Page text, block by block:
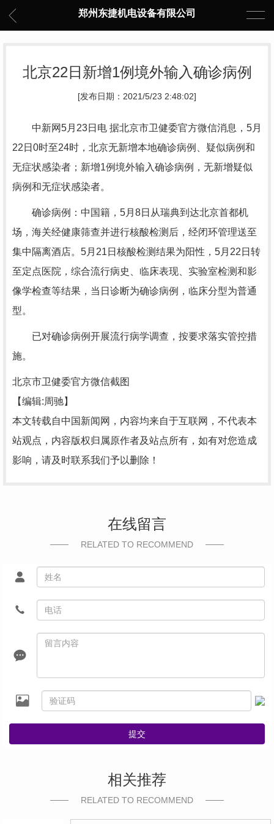
郑州东捷机电设备有限公司
北京22日新增1例境外输入确诊病例
[发布日期：2021/5/23 2:48:02]
中新网5月23日电 据北京市卫健委官方微信消息，5月
22日0时至24时，北京无新增本地确诊病例、疑似病例和
无症状感染者；新增1例境外输入确诊病例，无新增疑似
病例和无症状感染者。
确诊病例：中国籍，5月8日从瑞典到达北京首都机
场，海关经健康筛查并进行核酸检测后，经闭环管理送至
集中隔离酒店。5月21日核酸检测结果为阳性，5月22日转
至定点医院，综合流行病史、临床表现、实验室检测和影
像学检查等结果，当日诊断为确诊病例，临床分型为普通
型。
已对确诊病例开展流行病学调查，按要求落实管控措
施。
北京市卫健委官方微信截图
【编辑:周驰】
本文转载自中国新闻网，内容均来自于互联网，不代表本
站观点，内容版权归属原作者及站点所有，如有对您造成
影响，请及时联系我们予以删除！
在线留言
RELATED TO RECOMMEND
提交
相关推荐
RELATED TO RECOMMEND